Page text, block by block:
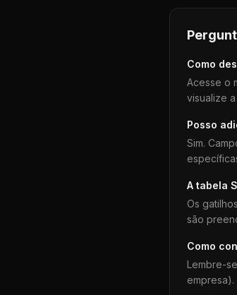
Como
Acesse o
visualize
Posso
Sim.
A tabela
Os
são
Como
Lembre-